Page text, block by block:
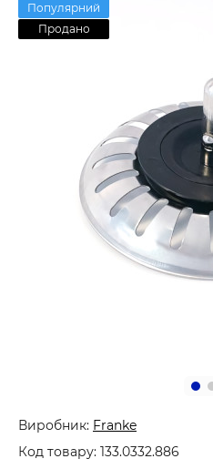
Популярний
Продано
Виробник: Franke
Код товару: 133.0332.886